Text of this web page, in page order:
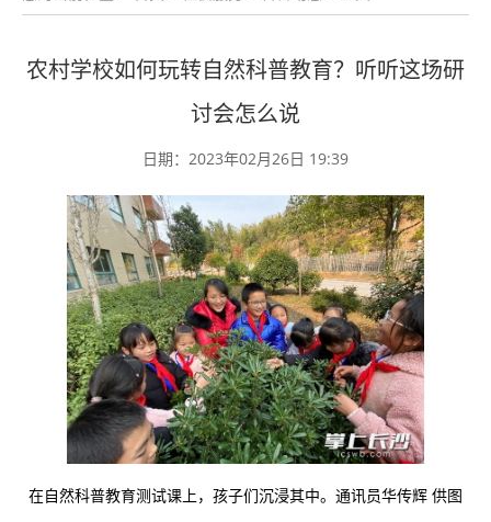
农村学校如何玩转自然科普教育？听听这场研
讨会怎么说
日期：2023年02月26日 19:39
在自然科普教育测试课上，孩子们沉浸其中。通讯员华传辉 供图